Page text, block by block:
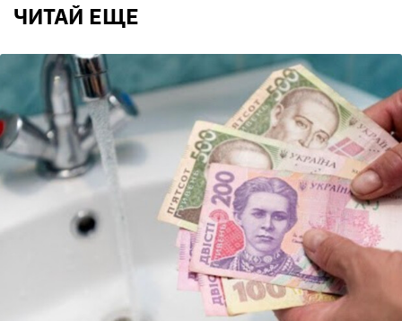
ЧИТАЙ ЕЩЕ